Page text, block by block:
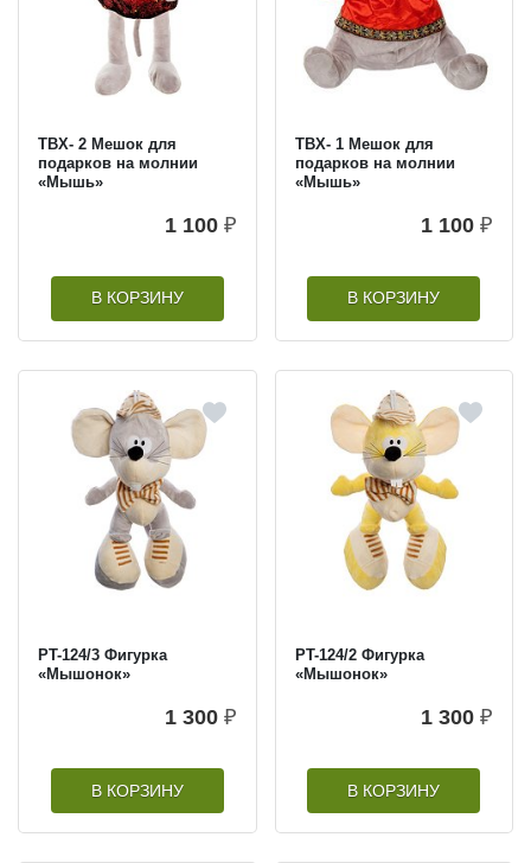
TBX- 2 Мешок для
подарков на молнии
«Мышь»
1 100 ₽
В КОРЗИНУ
TBX- 1 Мешок для
подарков на молнии
«Мышь»
1 100 ₽
В КОРЗИНУ
PT-124/3 Фигурка
«Мышонок»
1 300 ₽
В КОРЗИНУ
PT-124/2 Фигурка
«Мышонок»
1 300 ₽
В КОРЗИНУ